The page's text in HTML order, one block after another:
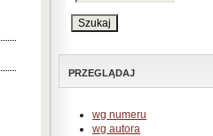
PRZEGLĄDAJ
wg numeru
wg autora